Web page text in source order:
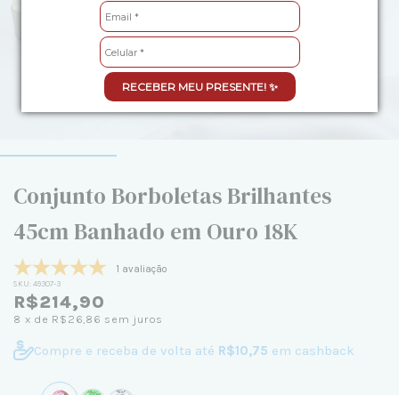
RECEBER MEU PRESENTE! ✨
Conjunto Borboletas Brilhantes
45cm Banhado em Ouro 18K
1 avaliação
SKU: 49307-3
R$214,90
8 x de R$26,86 sem juros
Compre e receba de volta até R$10,75 em cashback